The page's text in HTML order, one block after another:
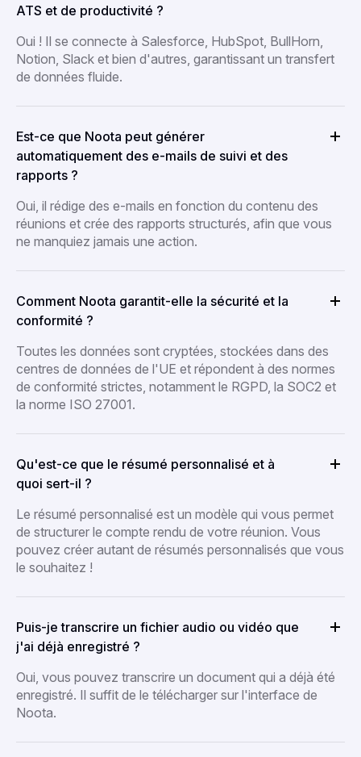
ATS et de productivité ?
Oui ! Il se connecte à Salesforce, HubSpot, BullHorn,
Notion, Slack et bien d'autres, garantissant un transfert
de données fluide.
Est-ce que Noota peut générer
automatiquement des e-mails de suivi et des
rapports ?
Oui, il rédige des e-mails en fonction du contenu des
réunions et crée des rapports structurés, afin que vous
ne manquiez jamais une action.
Comment Noota garantit-elle la sécurité et la
conformité ?
Toutes les données sont cryptées, stockées dans des
centres de données de l'UE et répondent à des normes
de conformité strictes, notamment le RGPD, la SOC2 et
la norme ISO 27001.
Qu'est-ce que le résumé personnalisé et à
quoi sert-il ?
Le résumé personnalisé est un modèle qui vous permet
de structurer le compte rendu de votre réunion. Vous
pouvez créer autant de résumés personnalisés que vous
le souhaitez !
Puis-je transcrire un fichier audio ou vidéo que
j'ai déjà enregistré ?
Oui, vous pouvez transcrire un document qui a déjà été
enregistré. Il suffit de le télécharger sur l'interface de
Noota.